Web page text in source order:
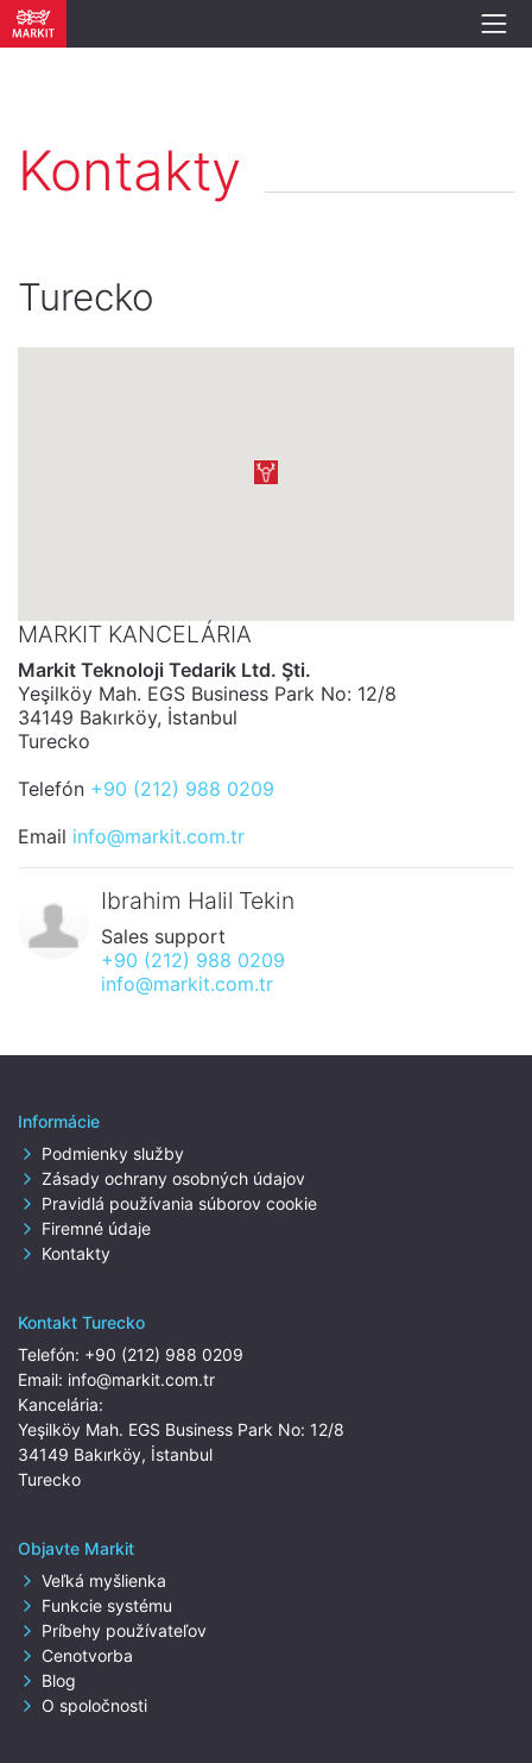
Kontakty
Turecko
MARKIT KANCELÁRIA
Markit Teknoloji Tedarik Ltd. Şti.
Yeşilköy Mah. EGS Business Park No: 12/8
34149 Bakırköy, İstanbul
Turecko
Telefón +90 (212) 988 0209
Email info@markit.com.tr
Ibrahim Halil Tekin
Sales support
+90 (212) 988 0209
info@markit.com.tr
Informácie
Podmienky služby
Zásady ochrany osobných údajov
Pravidlá používania súborov cookie
Firemné údaje
Kontakty
Kontakt Turecko
Telefón: +90 (212) 988 0209
Email: info@markit.com.tr
Kancelária:
Yeşilköy Mah. EGS Business Park No: 12/8
34149 Bakırköy, İstanbul
Turecko
Objavte Markit
Veľká myšlienka
Funkcie systému
Príbehy používateľov
Cenotvorba
Blog
O spoločnosti